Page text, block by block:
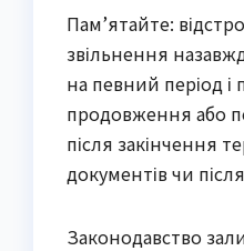
Пам’ятайте:
звільнення
на певний період і
продовження або
після закінчення
документів чи
Законодавство